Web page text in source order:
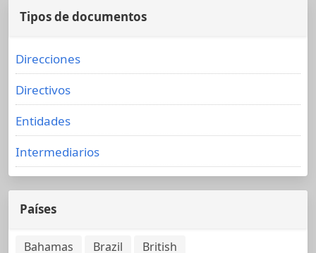
Tipos de documentos
Direcciones
Directivos
Entidades
Intermediarios
Países
Bahamas Brazil
British